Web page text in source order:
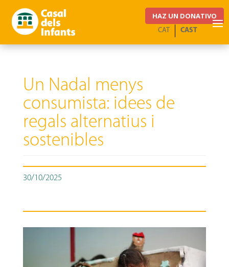
HAZ UN DONATIVO
CAST
CAT
Un Nadal menys
consumista: idees de
regals alternatius i
sostenibles
30/10/2025